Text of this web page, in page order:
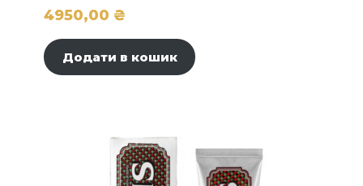
4950,00 ₴
Додати в кошик